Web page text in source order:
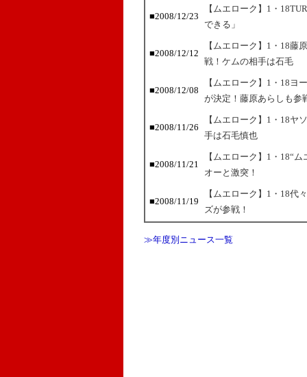
■2008/12/23
【ムエローク】1・
できる」
■2008/12/12
【ムエローク】1・18藤
戦！ケムの相手は石毛
■2008/12/08
【ムエローク】1・18ヨ
が決定！藤原あらしも参
■2008/11/26
【ムエローク】1・18ヤ
手は石毛慎也
■2008/11/21
【ムエローク】1・18“
オーと激突！
■2008/11/19
【ムエローク】1・18代
ズが参戦！
≫年度別ニュース一覧